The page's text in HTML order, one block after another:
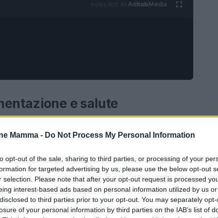
Mamma - Do Not Process My Personal Information
opt-out of the sale, sharing to third parties, or processing of your
for targeted advertising by us, please use the below opt-out
selection. Please note that after your opt-out request is processed
interest-based ads based on personal information utilized by us
to third parties prior to your opt-out. You may separately
of your personal information by third parties on the IAB’s list of
AdhubMedia
e salute
ha vissuto una vera e propria
di prodottibiologicienutraceutici. Questi
Services, evidenziano un cambiamento
.